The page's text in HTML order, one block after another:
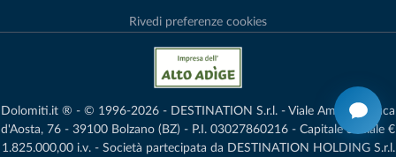
Rivedi preferenze cookies
Dolomiti.it ® - © 1996-2026 - DESTINATION S.r.l. - Viale Amedeo Duca
d'Aosta, 76 - 39100 Bolzano (BZ) - P.I. 03027860216 - Capitale Sociale €
1.825.000,00 i.v. - Società partecipata da DESTINATION HOLDING S.r.l.